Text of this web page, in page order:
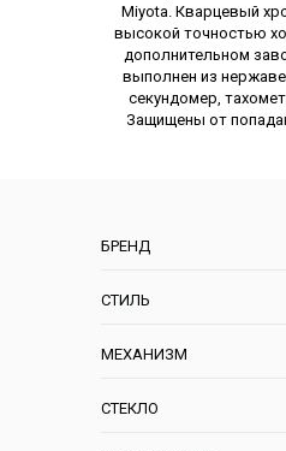
БРЕНД
СТИЛЬ
МЕХАНИЗМ
СТЕКЛО
Miyota. Кварцевый
высокой точностью
дополнительном
выполнен из
секундомер,
Защищены от